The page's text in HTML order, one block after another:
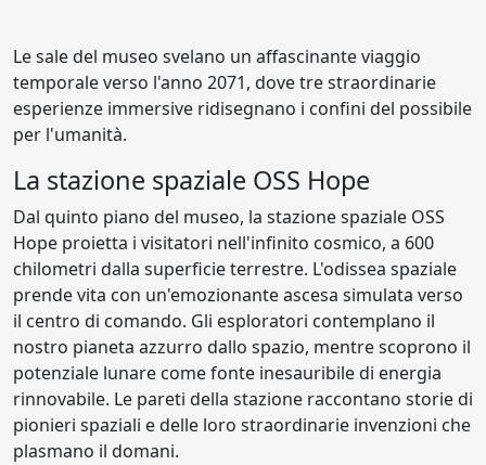
Le sale del museo svelano un affascinante viaggio
temporale verso l'anno 2071, dove tre straordinarie
esperienze immersive ridisegnano i confini del possibile
per l'umanità.
La stazione spaziale OSS Hope
Dal quinto piano del museo, la stazione spaziale OSS
Hope proietta i visitatori nell'infinito cosmico, a 600
chilometri dalla superficie terrestre. L'odissea spaziale
prende vita con un'emozionante ascesa simulata verso
il centro di comando. Gli esploratori contemplano il
nostro pianeta azzurro dallo spazio, mentre scoprono il
potenziale lunare come fonte inesauribile di energia
rinnovabile. Le pareti della stazione raccontano storie di
pionieri spaziali e delle loro straordinarie invenzioni che
plasmano il domani.